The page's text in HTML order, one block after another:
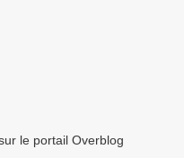
le portail Overblog